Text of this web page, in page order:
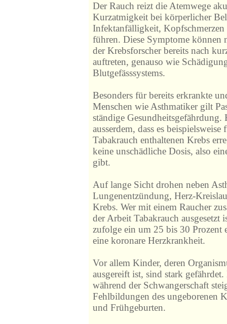
Der Rauch reizt die Atemwege
Kurzatmigkeit bei körperlicher
Infektanfälligkeit,
führen. Diese Symptome können
der Krebsforscher bereits nach
auftreten, genauso wie
Blutgefässsystems.
Besonders für bereits erkrankte
Menschen wie Asthmatiker gilt
ständige
ausserdem, dass es
Tabakrauch enthaltenen Krebs
keine unschädliche Dosis, also
gibt.
Auf lange Sicht drohen neben
Lungenentzündung, Herz-
Krebs. Wer mit einem Raucher
der Arbeit Tabakrauch ausgesetzt
zufolge ein um 25 bis 30 Prozent
eine koronare Herzkrankheit.
Vor allem Kinder, deren
ausgereift ist, sind stark
während der Schwangerschaft
Fehlbildungen des ungeborenen
und Frühgeburten.